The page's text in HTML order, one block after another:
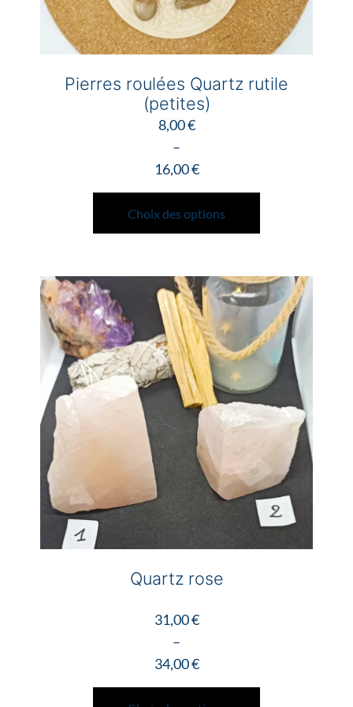
produit
Pierres roulées Quartz rutile
(petites)
8,00€
–
16,00€
Plage
de
prix :
à
16,00 €
Choix des options
Ce
a
variations.
Les
options
peuvent
être
choisies
sur
la
page
du
produit
Quartz rose
31,00€
–
34,00€
Plage
Ce